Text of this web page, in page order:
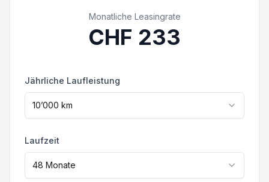
Fahrersitz 8-fach verstellbar/ Armlehne
Kollisionswarner
DAB+ (Digitaler Radioempfang)
Ausstattung abweichen. Irrtümer und
Zwischenverkauf vorbehalten.
Monatliche Leasingrate
CHF 233
Jährliche Laufleistung
10’000 km
Laufzeit
48 Monate